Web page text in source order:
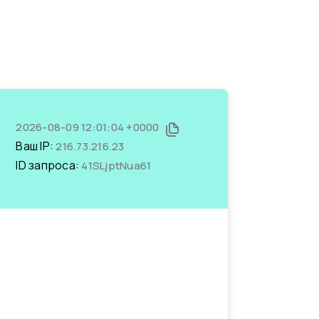
2026-08-09 12:01:04 +0000
Ваш IP:216.73.216.23
ID запроса: 41SLjptNua61